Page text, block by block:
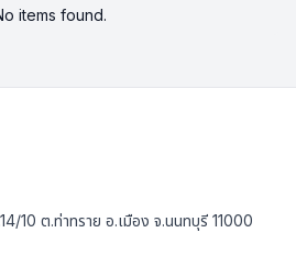
items found.
10 ต.ท่าทราย อ.เมือง จ.นนทบุรี 11000